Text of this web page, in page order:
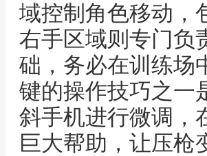
域控制角色移动，
右手区域则专门负
础，务必在训练场
键的操作技巧之一
斜手机进行微调，
巨大帮助，让压枪